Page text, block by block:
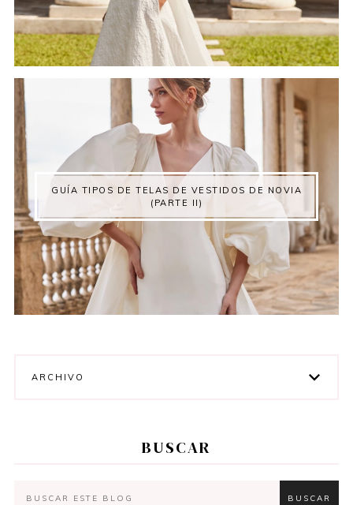
GUÍA TIPOS DE TELAS DE VESTIDOS DE NOVIA
(PARTE II)
ARCHIVO
BUSCAR